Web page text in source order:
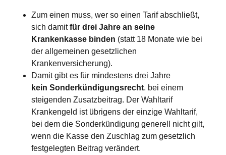
Zum einen muss, wer so einen Tarif abschließt,
sich damitfür drei Jahre an seine
Krankenkasse binden (statt 18 Monate wie bei
der allgemeinen gesetzlichen
Krankenversicherung).
Damit gibt es für mindestens drei Jahre
kein Sonderkündigungsrecht. bei einem
steigenden Zusatzbeitrag. Der Wahltarif
Krankengeld ist übrigens der einzige Wahltarif,
bei dem die Sonderkündigung generell nicht gilt,
wenn die Kasse den Zuschlag zum gesetzlich
festgelegten Beitrag verändert.